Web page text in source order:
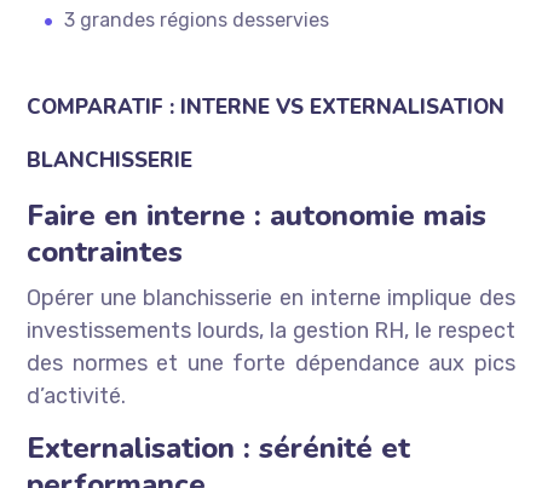
3 grandes régions desservies
COMPARATIF : INTERNE VS EXTERNALISATION
BLANCHISSERIE
Faire en interne : autonomie mais
contraintes
Opérer une blanchisserie en interne implique des
investissements lourds, la gestion RH, le respect
des normes et une forte dépendance aux pics
d’activité.
Externalisation : sérénité et